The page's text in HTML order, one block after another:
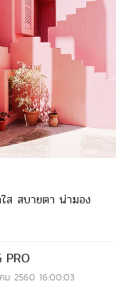
ส สบายตา น่ามอง
PRO
ม 2560 16:00:03